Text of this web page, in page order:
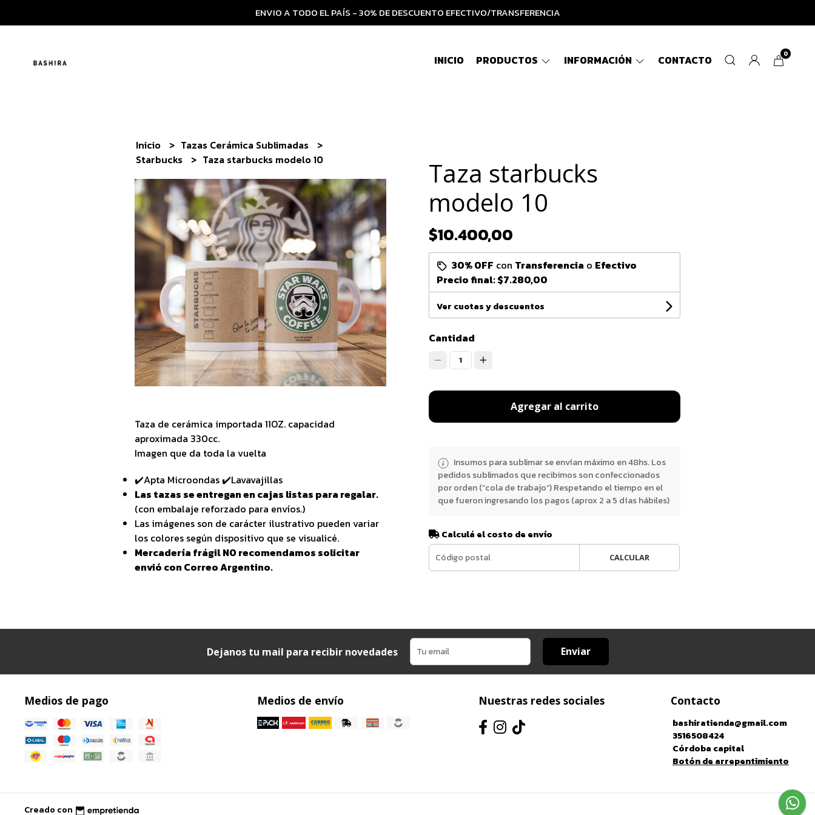
ENVIO A TODO EL PAÍS - 30% DE DESCUENTO EFECTIVO/TRANSFERENCIA
INICIO PRODUCTOS INFORMACIÓN CONTACTO 0
Inicio
Tazas Cerámica Sublimadas
Starbucks
Taza starbucks modelo 10
Taza de cerámica importada 11OZ. capacidad
aproximada 330cc.
Imagen que da toda la vuelta
✔️Apta Microondas ✔️Lavavajillas
Las tazas se entregan en cajas listas para regalar.
(con embalaje reforzado para envíos.)
Las imágenes son de carácter ilustrativo pueden variar
los colores según dispositivo que se visualicé.
Mercadería frágil NO recomendamos solicitar
envió con Correo Argentino.
Taza starbucks
modelo 10
$10.400,00
30% OFF con Transferencia o Efectivo
Precio final:$7.280,00
Ver cuotas y descuentos
Cantidad
1
Agregar al carrito
Insumos para sublimar se envían máximo en 48hs. Los
pedidos sublimados que recibimos son confeccionados
por orden (“cola de trabajo”) Respetando el tiempo en el
que fueron ingresando los pagos (aprox 2 a 5 días hábiles)
Calculá el costo de envío
CALCULAR
Dejanos tu mail para recibir novedades Enviar
Medios de pago Medios de envío Nuestras redes sociales Contacto
bashiratienda@gmail.com
3516508424
Córdoba capital
Botón de arrepentimiento
Creado con